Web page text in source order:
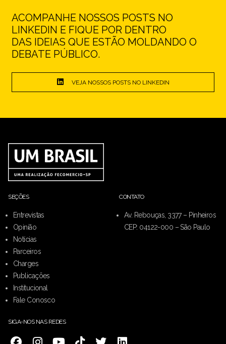
ACOMPANHE NOSSOS POSTS NO
LINKEDIN E FIQUE POR DENTRO
DAS IDEIAS QUE ESTÃO MOLDANDO O
DEBATE PÚBLICO.
VEJA NOSSOS POSTS NO LINKEDIN
SEÇÕES
Entrevistas
Opinião
Notícias
Parceiros
Charges
Publicações
Institucional
Fale Conosco
CONTATO
Av. Rebouças, 3377 – Pinheiros
CEP: 04122-000 – São Paulo
SIGA-NOS NAS REDES